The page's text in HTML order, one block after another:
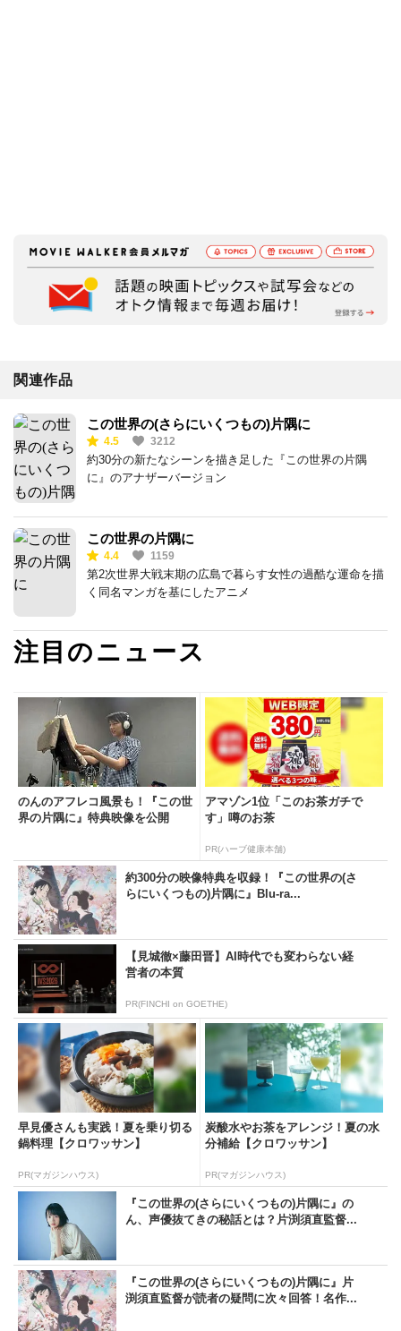
関連作品
この世界の(さらにいくつもの)片隅に
4.5 3212
約30分の新たなシーンを描き足した『この世界の片隅
に』のアナザーバージョン
この世界の片隅に
4.4 1159
第2次世界大戦末期の広島で暮らす女性の過酷な運命を描
く同名マンガを基にしたアニメ
注目のニュース
のんのアフレコ風景も！『この世
界の片隅に』特典映像を公開
アマゾン1位「このお茶ガチで
す」噂のお茶
PR(ハーブ健康本舗)
約300分の映像特典を収録！『この世界の(さ
らにいくつもの)片隅に』Blu-ra...
【見城徹×藤田晋】AI時代でも変わらない経
営者の本質
PR(FINCHI on GOETHE)
早見優さんも実践！夏を乗り切る
鍋料理【クロワッサン】
PR(マガジンハウス)
炭酸水やお茶をアレンジ！夏の水
分補給【クロワッサン】
PR(マガジンハウス)
『この世界の(さらにいくつもの)片隅に』の
ん、声優抜てきの秘話とは？片渕須直監督...
『この世界の(さらにいくつもの)片隅に』片
渕須直監督が読者の疑問に次々回答！名作...